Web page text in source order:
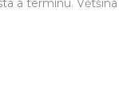
a termínu.